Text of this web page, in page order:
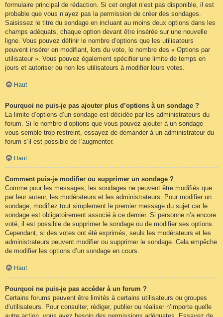
formulaire principal de rédaction. Si cet onglet n’est pas disponible, il est
probable que vous n’ayez pas la permission de créer des sondages.
Saisissez le titre du sondage en incluant au moins deux options dans les
champs adéquats, chaque option devant être insérée sur une nouvelle
ligne. Vous pouvez définir le nombre d’options que les utilisateurs
peuvent insérer en modifiant, lors du vote, le nombre des « Options par
utilisateur ». Vous pouvez également spécifier une limite de temps en
jours et autoriser ou non les utilisateurs à modifier leurs votes.
Haut
Pourquoi ne puis-je pas ajouter plus d’options à un sondage ?
La limite d’options d’un sondage est décidée par les administrateurs du
forum. Si le nombre d’options que vous pouvez ajouter à un sondage
vous semble trop restreint, essayez de demander à un administrateur du
forum s’il est possible de l’augmenter.
Haut
Comment puis-je modifier ou supprimer un sondage ?
Comme pour les messages, les sondages ne peuvent être modifiés que
par leur auteur, les modérateurs et les administrateurs. Pour modifier un
sondage, modifiez tout simplement le premier message du sujet car le
sondage est obligatoirement associé à ce dernier. Si personne n’a encore
voté, il est possible de supprimer le sondage ou de modifier ses options.
Cependant, si des votes ont été exprimés, seuls les modérateurs et les
administrateurs peuvent modifier ou supprimer le sondage. Cela empêche
de modifier les options d’un sondage en cours.
Haut
Pourquoi ne puis-je pas accéder à un forum ?
Certains forums peuvent être limités à certains utilisateurs ou groupes
d’utilisateurs. Pour consulter, rédiger, publier ou réaliser n’importe quelle